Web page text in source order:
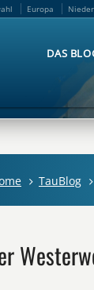
Europa
DAS
TauBlog
Europa
DAS